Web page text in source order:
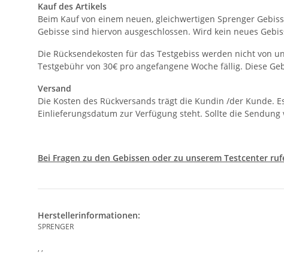
Kauf des Artikels
Beim Kauf von einem neuen, gleichwertigen Sprenger
Gebisse sind hiervon ausgeschlossen. Wird kein neues
Die Rücksendekosten für das Testgebiss werden nicht von
Testgebühr von 30€ pro angefangene Woche fällig. Diese
Versand
Die Kosten des Rückversands trägt die Kundin /der Kunde.
Einlieferungsdatum zur Verfügung steht. Sollte die
Bei Fragen zu den Gebissen oder zu unserem Testcenter
Herstellerinformationen:
SPRENGER
, ,